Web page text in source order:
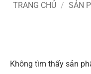
TRANG CHỦ / SẢN
Không tìm thấy sản